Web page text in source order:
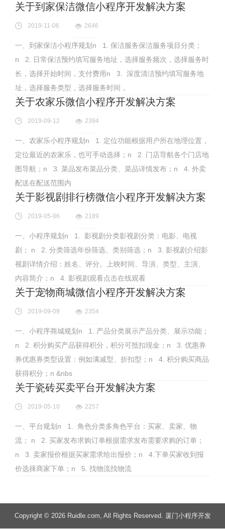
关于到家保洁微信小程序开发解决方案
2019-11-06 2646
一、到家保洁小程序规划n 1. 保洁服务保洁服务项目分类；
n 2. 日常保洁预约填写服务地址，选择服务频次，选择服务时
长，选择开始时间，支付费用n 3. 深度清洁预约填写服务地
址，选择服务类型，选择服务时间，
关于农家乐微信小程序开发解决方案
2019-09-12 2394
一、农家乐小程序规划n 1. 定位功能根据用户所在地理位置，
定位最近的农家乐，也可手动选择；n 2. 门店导航各个门店地
图导航；n 3. 菜品发布菜品分类、菜品详情发布；n 4. 外卖
配送在配送范围内
关于影视剧排行榜微信小程序开发解决方案
2019-05-06 2189
一、小程序规划n 1. 影视剧分类影视剧分类：电影、电视
剧； n 2. 分类筛选年份筛选、类别筛选；n 3. 影视剧介绍影
视剧详情介绍：姓名、评分。上映时间、导演、类型、主演、
内容简介；n 4. 影视剧观看点击在线观看
关于宠物商城微信小程序开发解决方案
2019-09-09 2354
一、小程序商城规划n 1. 产品分类展示产品分类、展示功能；
n 2. 积分购买产品获得积分，积分可抵扣现金；n 3. 优惠券
券优惠券类型设置：例如满减型、折扣型；n 4. 积分购买商品
获得积分；n &nbs
关于瓷砖买卖平台开发解决方案
2019-05-10 2257
一、平台规划n 1. 角色分类多角色平台：买家、卖家、物
流； n 2. 买家发布求购订单根据需求发布需要求购的订单；
n 3. 卖家报价根据买家需求给出报价；n 4.下单买家收到报
价选择商家下单；n 5. 找物流找物流
Copyright © 2026 Ruidle.com , All Rights Reserved. 厦门小程序开发